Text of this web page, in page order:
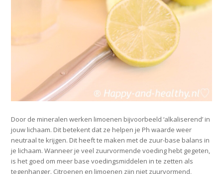
Door de mineralen werken limoenen bijvoorbeeld ‘alkaliserend’ in
jouw lichaam. Dit betekent dat ze helpen je Ph waarde weer
neutraal te krijgen. Dit heeft te maken met de zuur-base balans in
je lichaam. Wanneer je veel zuurvormende voeding hebt gegeten,
is het goed om meer base voedingsmiddelen in te zetten als
tegenhanger. Citroenen en limoenen zijn niet zuurvormend,